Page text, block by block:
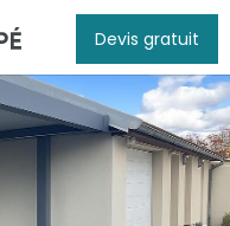
Devis gratuit